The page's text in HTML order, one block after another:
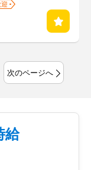
次のページへ
給